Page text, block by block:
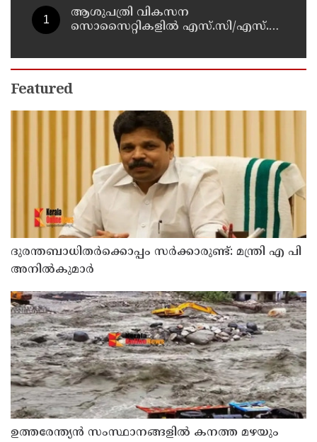
ആശുപത്രി വികസന
സൊസൈറ്റികളിൽ എസ്.സി/എസ്.ടി,
ഉത്തരവായി : മന്ത്രി കെ.മുരളീധരൻ
Featured
ദുരന്തബാധിതര്‍ക്കൊപ്പം സര്‍ക്കാരുണ്ട്: മന്ത്രി എ പി
അനില്‍കുമാര്‍
ഉത്തരേന്ത്യൻ സംസ്ഥാനങ്ങളിൽ കനത്ത മഴയും